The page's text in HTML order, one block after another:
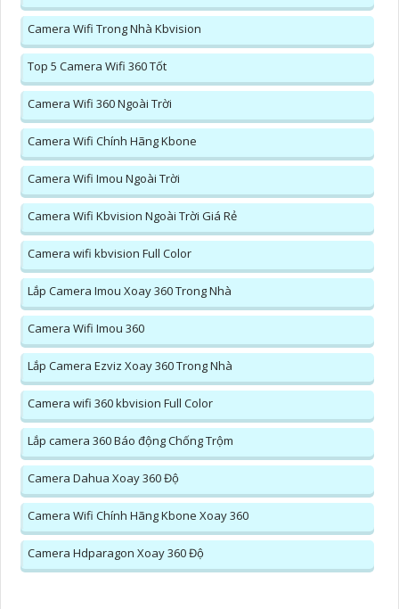
Camera Wifi Trong Nhà Kbvision
Top 5 Camera Wifi 360 Tốt
Camera Wifi 360 Ngoài Trời
Camera Wifi Chính Hãng Kbone
Camera Wifi Imou Ngoài Trời
Camera Wifi Kbvision Ngoài Trời Giá Rẻ
Camera wifi kbvision Full Color
Lắp Camera Imou Xoay 360 Trong Nhà
Camera Wifi Imou 360
Lắp Camera Ezviz Xoay 360 Trong Nhà
Camera wifi 360 kbvision Full Color
Lắp camera 360 Báo động Chống Trộm
Camera Dahua Xoay 360 Độ
Camera Wifi Chính Hãng Kbone Xoay 360
Camera Hdparagon Xoay 360 Độ